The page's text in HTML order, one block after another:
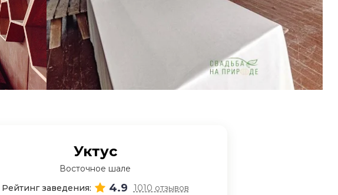
Уктус
Восточное шале
Рейтинг заведения:
4.9
1010 отзывов